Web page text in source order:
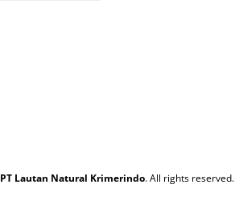
PT Lautan Natural Krimerindo. All rights reserved.